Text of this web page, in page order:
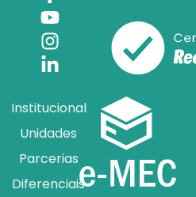
Institucional
Unidades
Parcerias
Diferenciais